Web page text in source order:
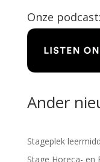
Onze
Ander
Stageplek
Stage Horeca-